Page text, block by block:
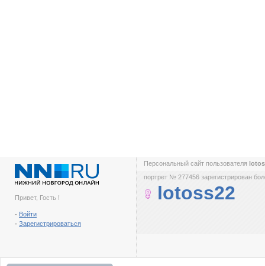
Привет, Гость !
- Войти
- Зарегистрироваться
Персональный сайт пользователя
портрет № 277456 зарегистрирован
lotoss22